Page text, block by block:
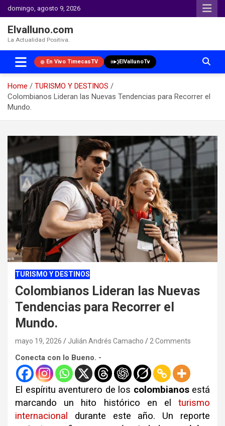
domingo, agosto 9, 2026
Elvalluno.com
La Actualidad Positiva.
En Vivo TimecasTV ElVallunoTv
Home
TURISMO Y DESTINOS
Colombianos Lideran las Nuevas Tendencias para Recorrer el
Mundo.
content
TURISMO Y DESTINOS
Colombianos Lideran las Nuevas
Tendencias para Recorrer el
Mundo.
mayo 19, 2026 Julián Andrés Camacho 2 Comments
Conecta con lo Bueno. -
El espíritu aventurero de los colombianosestá
marcando un hito histórico en el turismo
internacional
durante este año. Un reporte